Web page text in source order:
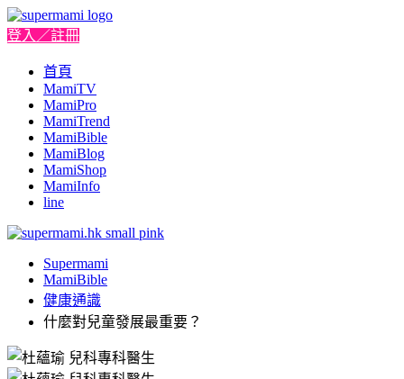
登入／註冊
首頁
MamiTV
MamiPro
MamiTrend
MamiBible
MamiBlog
MamiShop
MamiInfo
line
Supermami
MamiBible
健康通識
什麼對兒童發展最重要？